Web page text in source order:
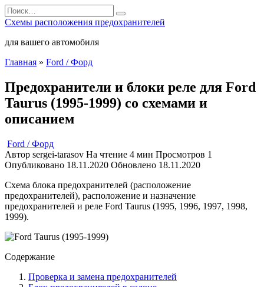
Перейти
к
содержанию
Search
for:
Схемы расположения предохранителей
для вашего автомобиля
Главная » Ford / Форд
Предохранители и блоки реле для Ford
Taurus (1995-1999) со схемами и
описанием
Ford / Форд
Автор sergei-tarasov На чтение 4 мин Просмотров 1
Опубликовано 18.11.2020 Обновлено 18.11.2020
Схема блока предохранителей (расположение
предохранителей), расположение и назначение
предохранителей и реле Ford Taurus (1995, 1996, 1997, 1998,
1999).
Содержание
Проверка и замена предохранителей